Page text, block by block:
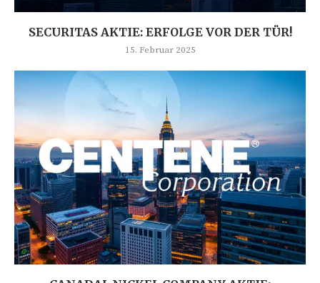
SECURITAS AKTIE: ERFOLGE VOR DER TÜR!
15. Februar 2025